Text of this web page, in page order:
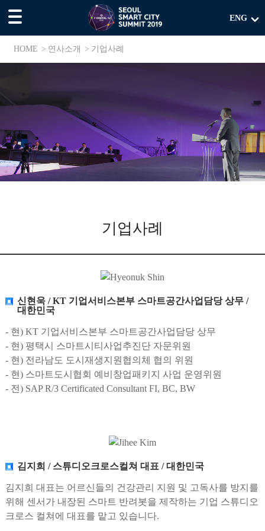
본문 바로가기
메뉴 바로가기 ENG
HOME 연사소개 기업사례
개
기업사례
신현욱 / KT 기업서비스본부 스마트공간사업담당 상무 /
대한민국
- 현) KT 기업서비스본부 스마트공간사업담당 상무
- 현) 평택시 스마트시티사업추진단 자문위원
- 현) 전라남도 도시재생지원협의체 협의 위원
- 현) 스마트도시협회 예비창업패키지 사업 운영위원
- 전) SAP R/3 Certificated Consultant FI, BC, BW
김지희 / 스튜디오크로스컬쳐 대표 / 대한민국
김지희 대표는 어르신들의 건강관리 지원 및 고독사를 방지를
위해 센서가 내장된 스마트 반려봇을 제작하는 기업 스튜디오
크로스 컬쳐에 대표를 맡고 있습니다.